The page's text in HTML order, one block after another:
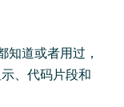
知道或者用过，
、代码片段和